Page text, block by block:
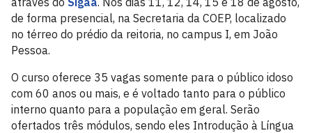
de forma presencial, na Secretaria da COEP, localizado
no térreo do prédio da reitoria, no campus I, em João
Pessoa.
O curso oferece 35 vagas somente para o público idoso
com 60 anos ou mais, e é voltado tanto para o público
interno quanto para a população em geral. Serão
ofertados três módulos, sendo eles Introdução à Língua